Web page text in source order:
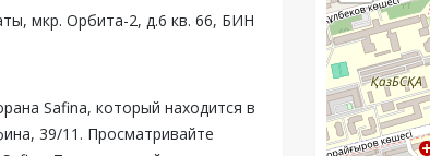
мкр. Орбита-2, д.6 кв. 66, БИН
Safina, который находится в
39/11. Просматривайте